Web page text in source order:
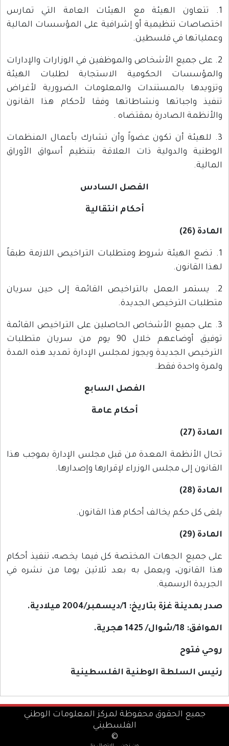
1. تتعاون الهيئة مع الهيئات العامة التي تمارس
اختصاصات تنظيمية أو إشرافية على المؤسسات المالية
وعملياتها في فلسطين.
2. على جميع الأشخاص والموظفين في الوزارات والإدارات
والمؤسسات الحكومية الاستجابة لطلبات الهيئة
وتزويدها بالمستندات والمعلومات الضرورية لأغراض
تنفيذ واجباتها ونشاطاتها وفقا لأحكام هذا القانون
والأنظمة الصادرة بمقتضاه .
3. للهيئة أن تكون عضواً وأن تشارك بأعمال المنظمات
الوطنية والدولية ذات العلاقة بتنظيم أسواق الأوراق
المالية.
الفصل السادس
أحكام انتقالية
المادة (26)
1. تضع الهيئة شروط ومتطلبات التراخيص اللازمة طبقاً
لهذا القانون.
2. يستمر العمل بالتراخيص القائمة إلى حين سريان
متطلبات الترخيص الجديدة.
3. على جميع الأشخاص الحاصلين على التراخيص القائمة
توفيق أوضاعهم خلال 90 يوم من سريان متطلبات
الترخيص الجديدة ويجوز لمجلس الإدارة تمديد هذه المدة
ولمرة واحدة فقط.
الفصل السابع
أحكام عامة
المادة (27)
تحال الأنظمة المعدة من قبل مجلس الإدارة بموجب هذا
القانون إلى مجلس الوزراء لإقرارها وإصدارها.
المادة (28)
يلغى كل حكم يخالف أحكام هذا القانون.
المادة (29)
على جميع الجهات المختصة كل فيما يخصه، تنفيذ أحكام
هذا القانون، ويعمل به بعد ثلاثين يوما من نشره في
الجريدة الرسمية.
صدر بمدينة غزة بتاريخ: 1/ديسمبر/2004 ميلادية.
الموافق: 18/شوال/ 1425 هجرية.
روحي فتوح
رئيس السلطة الوطنية الفلسطينية
جميع الحقوق محفوظة لمركز المعلومات الوطني
الفلسطيني
©